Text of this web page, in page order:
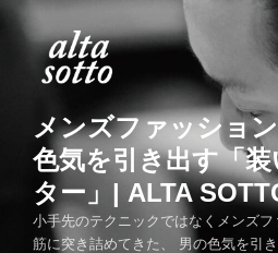
メンズファッショ
色気を引き出す「
ター」| ALTA
小手先のテクニックではなくメンズ
筋に突き詰めてきた、 男の色気を引